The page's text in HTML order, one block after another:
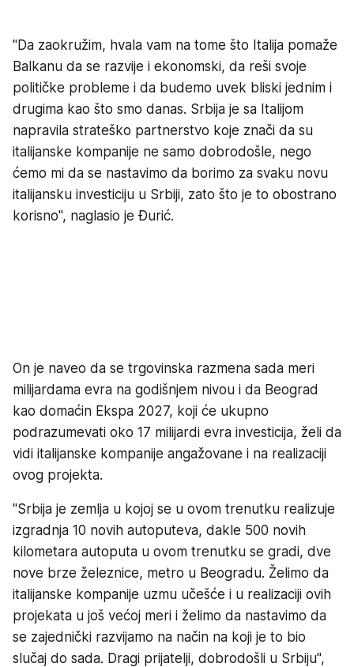
"Da zaokružim, hvala vam na tome što Italija pomaže
Balkanu da se razvije i ekonomski, da reši svoje
političke probleme i da budemo uvek bliski jednim i
drugima kao što smo danas. Srbija je sa Italijom
napravila strateško partnerstvo koje znači da su
italijanske kompanije ne samo dobrodošle, nego
ćemo mi da se nastavimo da borimo za svaku novu
italijansku investiciju u Srbiji, zato što je to obostrano
korisno", naglasio je Đurić.
On je naveo da se trgovinska razmena sada meri
milijardama evra na godišnjem nivou i da Beograd
kao domaćin Ekspa 2027, koji će ukupno
podrazumevati oko 17 milijardi evra investicija, želi da
vidi italijanske kompanije angažovane i na realizaciji
ovog projekta.
"Srbija je zemlja u kojoj se u ovom trenutku realizuje
izgradnja 10 novih autoputeva, dakle 500 novih
kilometara autoputa u ovom trenutku se gradi, dve
nove brze železnice, metro u Beogradu. Želimo da
italijanske kompanije uzmu učešće i u realizaciji ovih
projekata u još većoj meri i želimo da nastavimo da
se zajednički razvijamo na način na koji je to bio
slučaj do sada. Dragi prijatelji, dobrodošli u Srbiju",